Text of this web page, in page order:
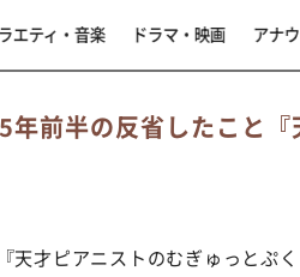
エティ・音楽 ドラマ・映画 アナ
前半の反省したこと『
才ピアニストのむぎゅっとぷく